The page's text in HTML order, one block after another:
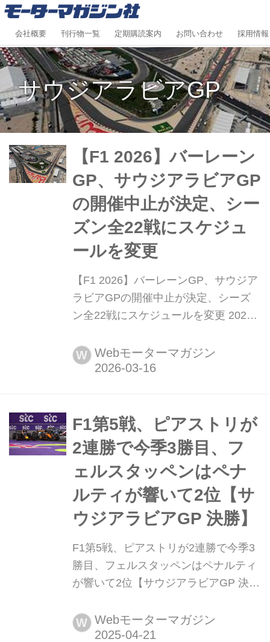
会社概要 刊行物一覧 定期購読案内 お問い合わせ 採用情報
サウジアラビアGP
【F1 2026】バーレーン
GP、サウジアラビアGP
の開催中止が決定、シー
ズン全22戦にスケジュ
ールを変更
【F1 2026】バーレーンGP、サウジア
ラビアGPの開催中止が決定、シーズ
ン全22戦にスケジュールを変更 2026
国際自動車連盟(FIA)は、緊迫する中東
情勢を受けて、第4戦バーレーンGP、
たが実現には至らず、4月のF1グラン
プリ開催はなく、日本GPの後、約1カ
月のブランク...
W Webモーターマガジン
F1第5戦、ピアストリが
2連勝で今季3勝目、フ
ェルスタッペンはペナ
ルティが響いて2位【サ
ウジアラビアGP 決勝】
F1第5戦、ピアストリが2連勝で今季3
勝目、フェルスタッペンはペナルティ
が響いて2位【サウジアラビアGP 決
界選手権第5戦サウジアラビアGPがジ
ェッダのコーニッシュサーキットで開
W Webモーターマガジン